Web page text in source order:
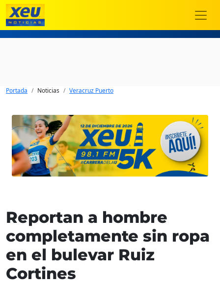
Portada Noticias Veracruz Puerto
Reportan a hombre
completamente sin ropa
en el bulevar Ruiz
Cortines